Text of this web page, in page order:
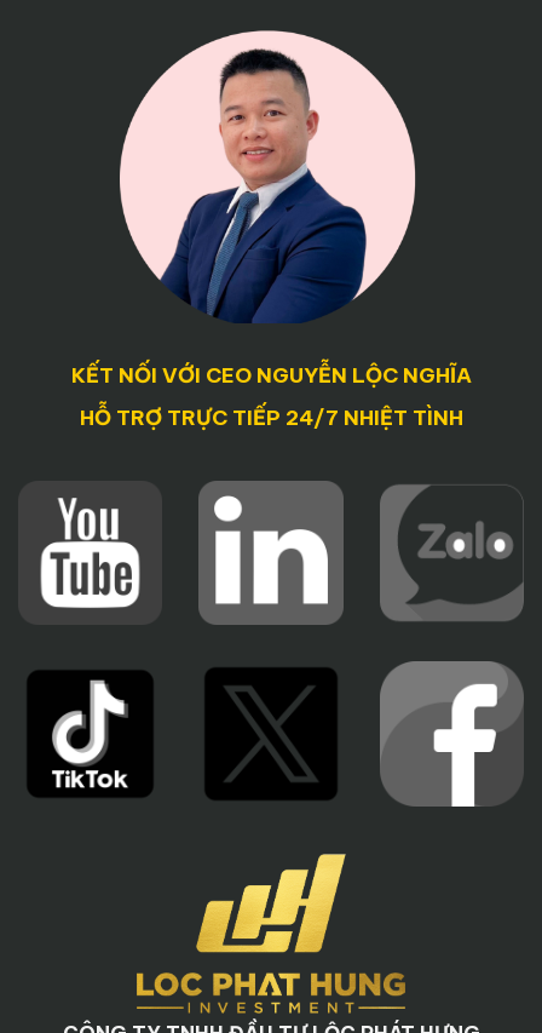
KẾT NỐI VỚI CEO NGUYỄN LỘC NGHĨA
HỖ TRỢ TRỰC TIẾP 24/7 NHIỆT TÌNH